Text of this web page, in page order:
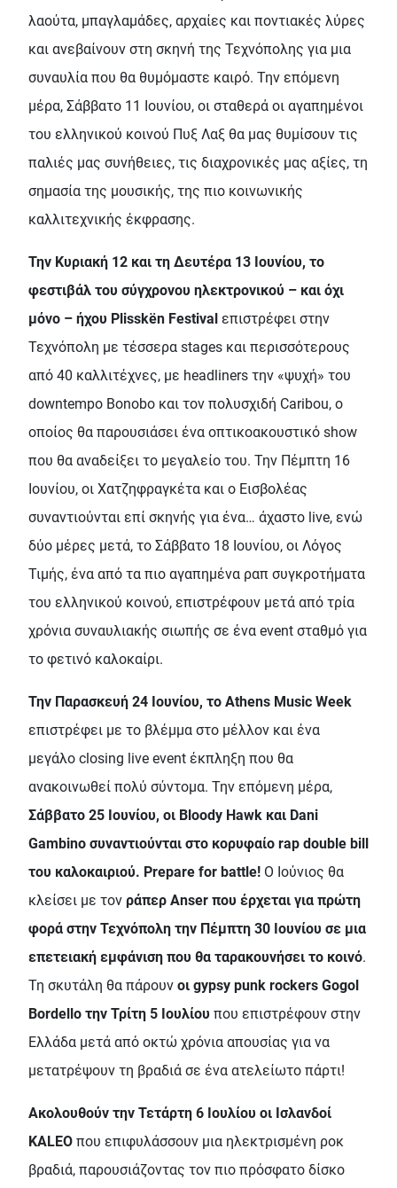
λαούτα, μπαγλαμάδες, αρχαίες και ποντιακές λύρες
και ανεβαίνουν στη σκηνή της Τεχνόπολης για μια
συναυλία που θα θυμόμαστε καιρό. Την επόμενη
μέρα, Σάββατο 11 Ιουνίου, οι σταθερά οι αγαπημένοι
του ελληνικού κοινού Πυξ Λαξ θα μας θυμίσουν τις
παλιές μας συνήθειες, τις διαχρονικές μας αξίες, τη
σημασία της μουσικής, της πιο κοινωνικής
καλλιτεχνικής έκφρασης.
Την Κυριακή 12 και τη Δευτέρα 13 Ιουνίου, το
φεστιβάλ του σύγχρονου ηλεκτρονικού – και όχι
μόνο – ήχου Plisskën Festival επιστρέφει στην
Τεχνόπολη με τέσσερα stages και περισσότερους
από 40 καλλιτέχνες, με headliners την «ψυχή» του
downtempo Bonobo και τον πολυσχιδή Caribou, ο
οποίος θα παρουσιάσει ένα οπτικοακουστικό show
που θα αναδείξει το μεγαλείο του. Την Πέμπτη 16
Ιουνίου, οι Χατζηφραγκέτα και ο Εισβολέας
συναντιούνται επί σκηνής για ένα… άχαστο live, ενώ
δύο μέρες μετά, το Σάββατο 18 Ιουνίου, οι Λόγος
Τιμής, ένα από τα πιο αγαπημένα ραπ συγκροτήματα
του ελληνικού κοινού, επιστρέφουν μετά από τρία
χρόνια συναυλιακής σιωπής σε ένα event σταθμό για
το φετινό καλοκαίρι.
Την Παρασκευή 24 Ιουνίου, το Athens Music Week
επιστρέφει με το βλέμμα στο μέλλον και ένα
μεγάλο closing live event έκπληξη που θα
ανακοινωθεί πολύ σύντομα. Την επόμενη μέρα,
Σάββατο 25 Ιουνίου, οι Bloody Hawk και Dani
Gambino συναντιούνται στο κορυφαίο rap double bill
του καλοκαιριού. Prepare for battle! Ο Ιούνιος θα
κλείσει με τον ράπερ Anser που έρχεται για πρώτη
φορά στην Τεχνόπολη την Πέμπτη 30 Ιουνίου σε μια
επετειακή εμφάνιση που θα ταρακουνήσει το κοινό.
Τη σκυτάλη θα πάρουν οι gypsy punk rockers Gogol
Bordello την Τρίτη 5 Ιουλίου που επιστρέφουν στην
Ελλάδα μετά από οκτώ χρόνια απουσίας για να
μετατρέψουν τη βραδιά σε ένα ατελείωτο πάρτι!
Ακολουθούν την Τετάρτη 6 Ιουλίου οι Ισλανδοί
KALEO που επιφυλάσσουν μια ηλεκτρισμένη ροκ
βραδιά, παρουσιάζοντας τον πιο πρόσφατο δίσκο